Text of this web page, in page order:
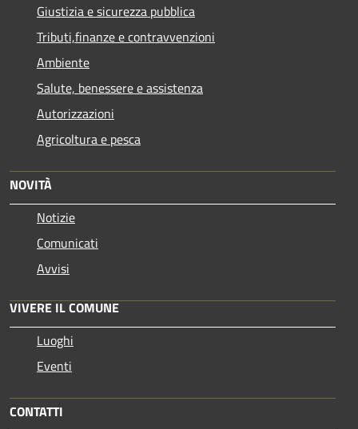
Giustizia e sicurezza pubblica
Tributi,finanze e contravvenzioni
Ambiente
Salute, benessere e assistenza
Autorizzazioni
Agricoltura e pesca
NOVITÀ
Notizie
Comunicati
Avvisi
VIVERE IL COMUNE
Luoghi
Eventi
CONTATTI